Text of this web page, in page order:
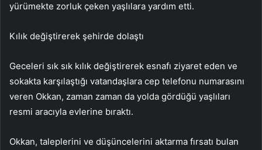
yürümekte zorluk çeken yaşlılara yardım etti.
Kılık değiştirerek şehirde dolaştı
Geceleri sık sık kılık değiştirerek esnafı ziyaret eden ve
sokakta karşılaştığı vatandaşlara cep telefonu numarasını
veren Okkan, zaman zaman da yolda gördüğü yaşlıları
resmi aracıyla evlerine bıraktı.
Okkan, taleplerini ve düşüncelerini aktarma fırsatı bulan